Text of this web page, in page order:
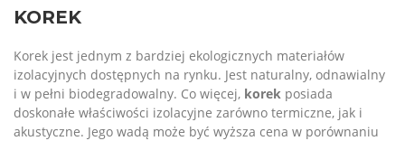
KOREK
Korek jest jednym z bardziej ekologicznych materiałów
izolacyjnych dostępnych na rynku. Jest naturalny, odnawialny
i w pełni biodegradowalny. Co więcej, korek posiada
doskonałe właściwości izolacyjne zarówno termiczne, jak i
akustyczne. Jego wadą może być wyższa cena w porównaniu